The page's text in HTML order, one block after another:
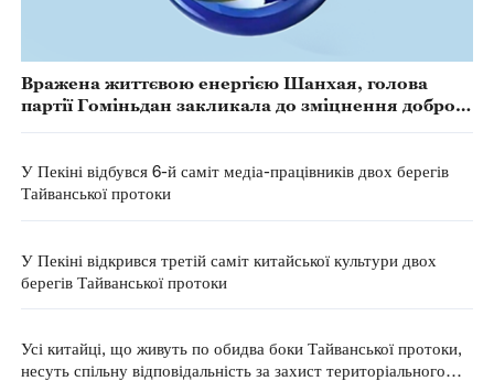
Вражена життєвою енергією Шанхая, голова
партії Гоміньдан закликала до зміцнення доброї
У Пекіні відбувся 6-й саміт медіа-працівників двох берегів
Тайванської протоки
У Пекіні відкрився третій саміт китайської культури двох
берегів Тайванської протоки
Усі китайці, що живуть по обидва боки Тайванської протоки,
несуть спільну відповідальність за захист територіального